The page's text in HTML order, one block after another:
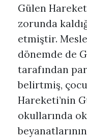
Gülen
zorunda
etmiştir.
dönemde de
tarafından
belirtmiş,
Hareketi’nin
okullarında